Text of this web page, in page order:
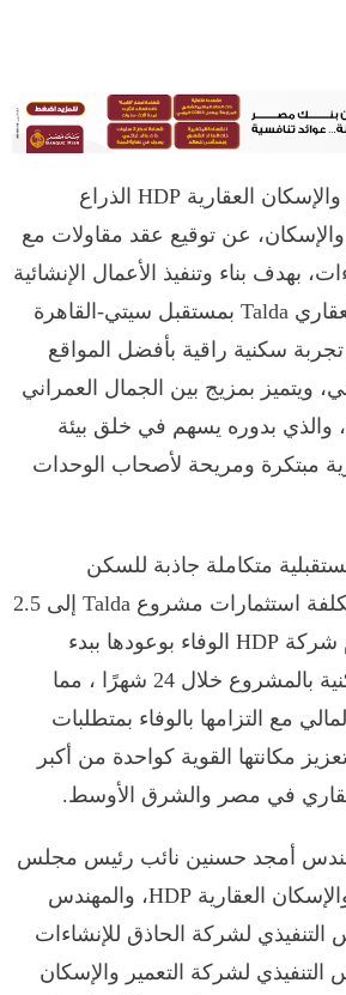
أعلنت شركة التعمير والإسكان العقارية HDP الذراع
والإسكان، عن توقيع عقد مقاولات مع
بهدف بناء وتنفيذ الأعمال الإنشائية
الخاصة بمشروعها العقاري Talda بمستقبل سيتي-القاهرة
تجربة سكنية راقية بأفضل المواقع
ويتميز بمزيج بين الجمال العمراني
والذي بدوره يسهم في خلق بيئة
مبتكرة ومريحة لأصحاب الوحدات
متكاملة جاذبة للسكن
والاستثمار، إذ تصل تكلفة استثمارات مشروع Talda إلى 2.5
مليار جنيه، كما تعتزم شركة HDP الوفاء بوعودها ببدء
تسليم الوحدات السكنية بالمشروع خلال 24 شهرًا ، مما
مع التزامها بالوفاء بمتطلبات
مكانتها القوية كواحدة من أكبر
في مصر والشرق الأوسط.
أمجد حسنين نائب رئيس مجلس
إدارة شركة التعمير والإسكان العقارية HDP، والمهندس
التنفيذي لشركة الحاذق للإنشاءات
لشركة التعمير والإسكان